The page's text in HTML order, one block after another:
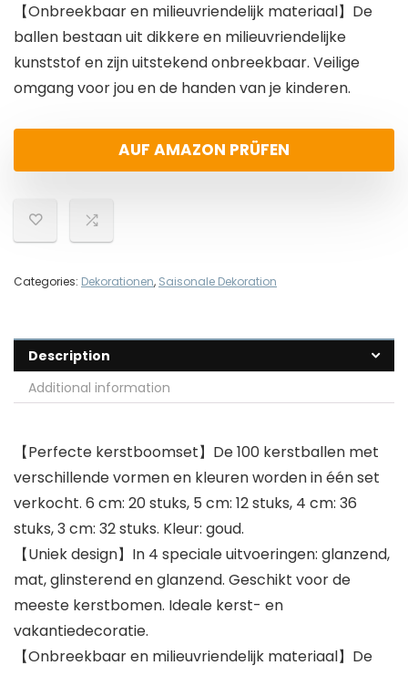
【Onbreekbaar en milieuvriendelijk materiaal】De
ballen bestaan uit dikkere en milieuvriendelijke
kunststof en zijn uitstekend onbreekbaar. Veilige
omgang voor jou en de handen van je kinderen.
AUF AMAZON PRÜFEN
Categories: Dekorationen, Saisonale Dekoration
Description
Additional information
【Perfecte kerstboomset】De 100 kerstballen met
verschillende vormen en kleuren worden in één set
verkocht. 6 cm: 20 stuks, 5 cm: 12 stuks, 4 cm: 36
stuks, 3 cm: 32 stuks. Kleur: goud.
【Uniek design】In 4 speciale uitvoeringen: glanzend,
mat, glinsterend en glanzend. Geschikt voor de
meeste kerstbomen. Ideale kerst- en
vakantiedecoratie.
【Onbreekbaar en milieuvriendelijk materiaal】De